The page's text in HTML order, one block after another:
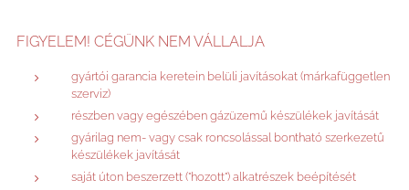
FIGYELEM! CÉGÜNK NEM VÁLLALJA
gyártói garancia keretein belüli javításokat (márkafüggetlen
szerviz)
részben vagy egészében gázüzemű készülékek javítását
gyárilag nem- vagy csak roncsolással bontható szerkezetű
készülékek javítását
saját úton beszerzett ("hozott") alkatrészek beépítését